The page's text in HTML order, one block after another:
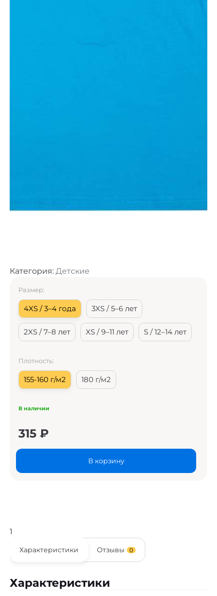
Категория: Детские
Размер:
4XS / 3–4 года 3XS / 5–6 лет
2XS / 7–8 лет XS / 9–11 лет S / 12–14 лет
Плотность:
155-160 г/м2 180 г/м2
В наличии
315 ₽
В корзину
1
Характеристики Отзывы 0
Характеристики